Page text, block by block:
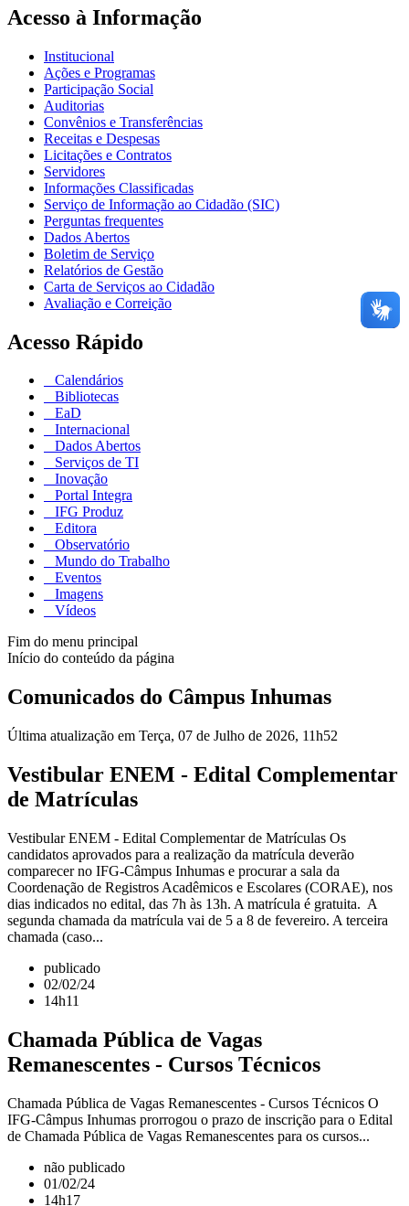
Acesso à Informação
Institucional
Ações e Programas
Participação Social
Auditorias
Convênios e Transferências
Receitas e Despesas
Licitações e Contratos
Servidores
Informações Classificadas
Serviço de Informação ao Cidadão (SIC)
Perguntas frequentes
Dados Abertos
Boletim de Serviço
Relatórios de Gestão
Carta de Serviços ao Cidadão
Avaliação e Correição
Acesso Rápido
Calendários
Bibliotecas
EaD
Internacional
Dados Abertos
Serviços de TI
Inovação
Portal Integra
IFG Produz
Editora
Observatório
Mundo do Trabalho
Eventos
Imagens
Vídeos
Fim do menu principal
Início do conteúdo da página
Comunicados do Câmpus Inhumas
Última atualização em Terça, 07 de Julho de 2026, 11h52
Vestibular ENEM - Edital Complementar
de Matrículas
Vestibular ENEM - Edital Complementar de Matrículas Os
candidatos aprovados para a realização da matrícula deverão
comparecer no IFG-Câmpus Inhumas e procurar a sala da
Coordenação de Registros Acadêmicos e Escolares (CORAE), nos
dias indicados no edital, das 7h às 13h. A matrícula é gratuita. A
segunda chamada da matrícula vai de 5 a 8 de fevereiro. A terceira
chamada (caso...
publicado
02/02/24
14h11
Chamada Pública de Vagas
Remanescentes - Cursos Técnicos
Chamada Pública de Vagas Remanescentes - Cursos Técnicos O
IFG-Câmpus Inhumas prorrogou o prazo de inscrição para o Edital
de Chamada Pública de Vagas Remanescentes para os cursos...
não publicado
01/02/24
14h17